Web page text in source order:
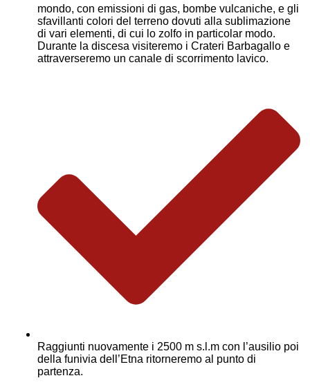
mondo, con emissioni di gas, bombe vulcaniche, e gli
sfavillanti colori del terreno dovuti alla sublimazione
di vari elementi, di cui lo zolfo in particolar modo.
Durante la discesa visiteremo i Crateri Barbagallo e
attraverseremo un canale di scorrimento lavico.
Raggiunti nuovamente i 2500 m s.l.m con l’ausilio poi
della funivia dell’Etna ritorneremo al punto di
partenza.